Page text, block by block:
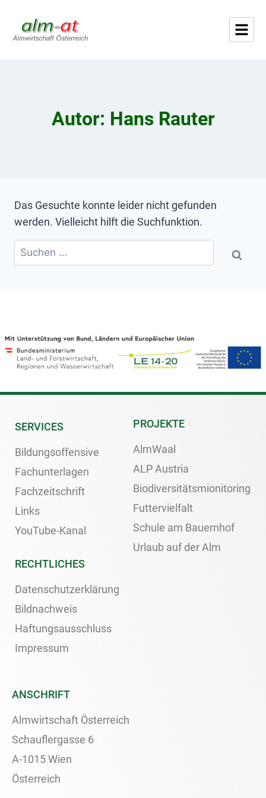
Autor: Hans Rauter
Das Gesuchte konnte leider nicht gefunden
werden. Vielleicht hilft die Suchfunktion.
SERVICES
Bildungsoffensive
Fachunterlagen
Fachzeitschrift
Links
YouTube-Kanal
PROJEKTE
AlmWaal
ALP Austria
Biodiversitätsmionitoring
Futtervielfalt
Schule am Bauernhof
Urlaub auf der Alm
RECHTLICHES
Datenschutzerklärung
Bildnachweis
Haftungsausschluss
Impressum
ANSCHRIFT
Almwirtschaft Österreich
Schauflergasse 6
A-1015 Wien
Österreich